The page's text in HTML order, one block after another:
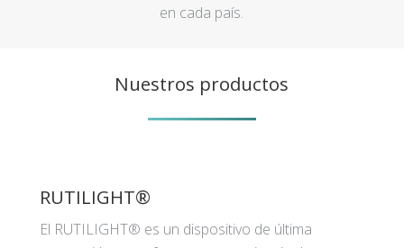
en cada país.
Nuestros productos
RUTILIGHT®
El RUTILIGHT® es un dispositivo de última